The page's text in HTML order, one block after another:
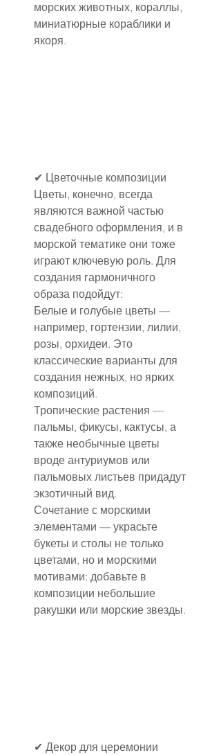
морских животных, кораллы,
миниатюрные кораблики и
якоря.
✔ Цветочные композиции
Цветы, конечно, всегда
являются важной частью
свадебного оформления, и в
морской тематике они тоже
играют ключевую роль. Для
создания гармоничного
образа подойдут:
Белые и голубые цветы —
например, гортензии, лилии,
розы, орхидеи. Это
классические варианты для
создания нежных, но ярких
композиций.
Тропические растения —
пальмы, фикусы, кактусы, а
также необычные цветы
вроде антуриумов или
пальмовых листьев придадут
экзотичный вид.
Сочетание с морскими
элементами — украсьте
букеты и столы не только
цветами, но и морскими
мотивами: добавьте в
композиции небольшие
ракушки или морские звезды.
✔ Декор для церемонии